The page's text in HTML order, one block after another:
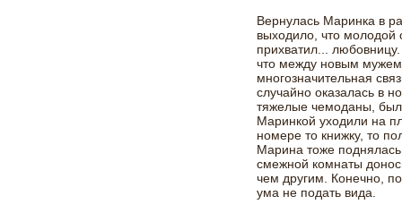
Вернулась Маринка в
выходило, что молодой
прихватил...
что между новым
многозначительная
случайно оказалась в
тяжелые чемоданы,
Маринкой уходили на
номере то книжку, то
Марина тоже
смежной комнаты
чем другим. Конечно,
ума не подать вида.